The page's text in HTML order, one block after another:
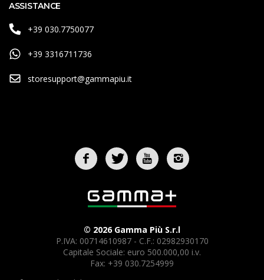
ASSISTANCE
+39 030.7750077
+39 3316711736
storesupport@gammapiu.it
© 2026 Gamma Più S.r.l
P.IVA: 00714610987 - C.F.: 02982930170
Capitale Sociale: euro 500.000,00 i.v.
Fax: +39 030.7254999